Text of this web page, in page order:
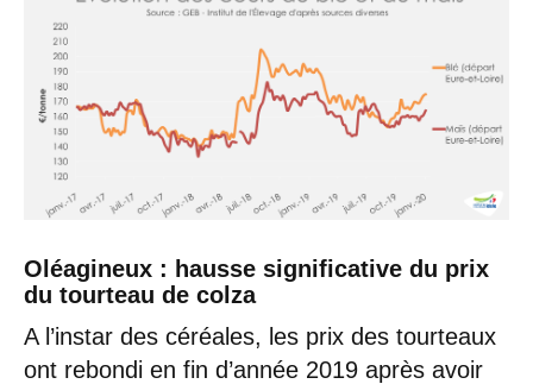
Oléagineux : hausse significative du prix
du tourteau de colza
A l’instar des céréales, les prix des tourteaux
ont rebondi en fin d’année 2019 après avoir